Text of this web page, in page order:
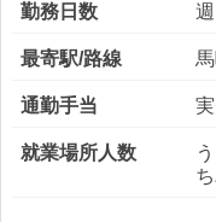
勤務日数
最寄駅/路線
通勤手当
就業場所人数